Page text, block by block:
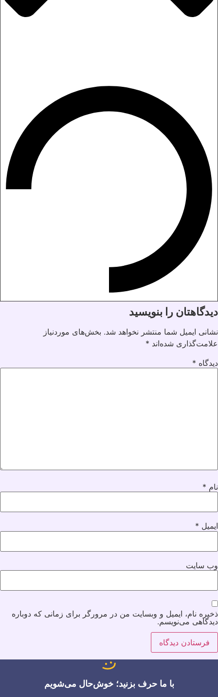
دیدگاهتان را بنویسید
نشانی ایمیل شما منتشر نخواهد شد. بخش‌های موردنیاز
علامت‌گذاری شده‌اند *
دیدگاه *
نام *
ایمیل *
وب‌ سایت
ذخیره نام، ایمیل و وبسایت من در مرورگر برای زمانی که دوباره
دیدگاهی می‌نویسم.
با ما حرف بزنید؛ خوش‌حال می‌شویم